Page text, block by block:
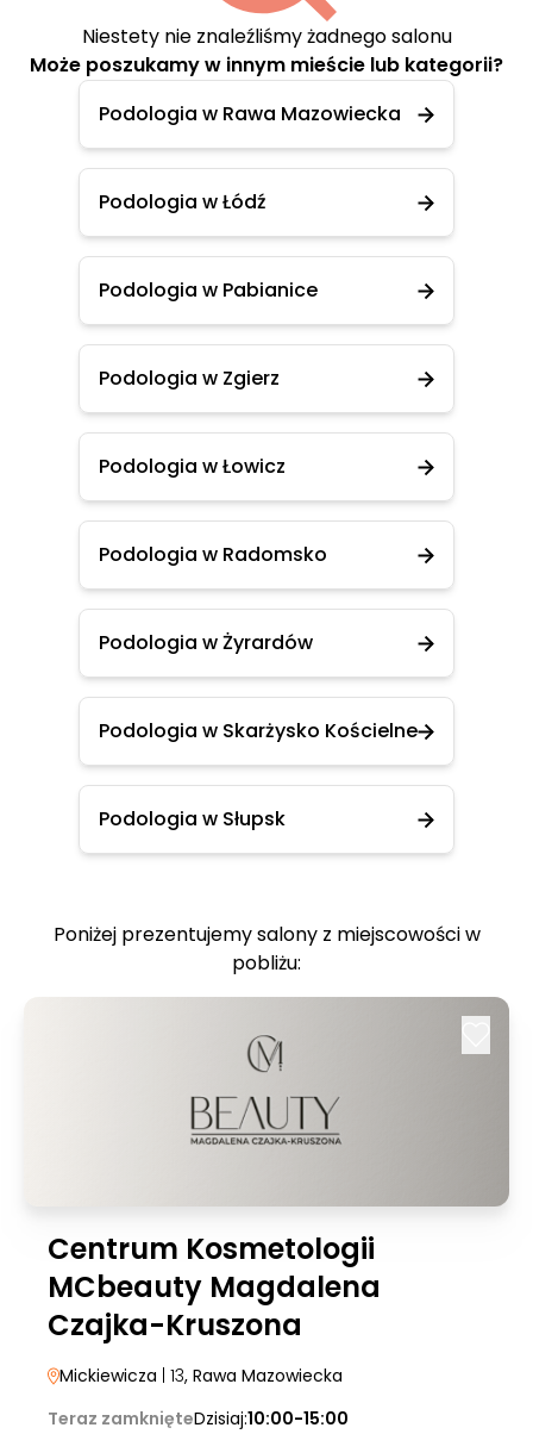
Niestety nie znaleźliśmy żadnego salonu
Może poszukamy w innym mieście lub kategorii?
Podologia w Rawa Mazowiecka
Podologia w Łódź
Podologia w Pabianice
Podologia w Zgierz
Podologia w Łowicz
Podologia w Radomsko
Podologia w Żyrardów
Podologia w Skarżysko Kościelne
Podologia w Słupsk
Poniżej prezentujemy salony z miejscowości w
pobliżu:
Centrum Kosmetologii
MCbeauty Magdalena
Czajka-Kruszona
Mickiewicza | 13, Rawa Mazowiecka
Teraz zamknięteDzisiaj:10:00-15:00